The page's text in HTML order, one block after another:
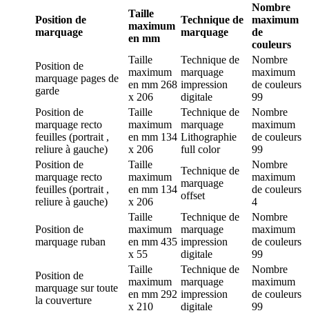
Position de
marquage
Taille
maximum
en mm
Technique de
marquage
Nombre
maximum
de
couleurs
Position de
marquage pages de
garde
Taille
maximum
en mm 268
x 206
Technique de
marquage
impression
digitale
Nombre
maximum
de couleurs
99
Position de
marquage recto
feuilles (portrait ,
reliure à gauche)
Taille
maximum
en mm 134
x 206
Technique de
marquage
Lithographie
full color
Nombre
maximum
de couleurs
99
Position de
marquage recto
feuilles (portrait ,
reliure à gauche)
Taille
maximum
en mm 134
x 206
Technique de
marquage
offset
Nombre
maximum
de couleurs
4
Position de
marquage ruban
Taille
maximum
en mm 435
x 55
Technique de
marquage
impression
digitale
Nombre
maximum
de couleurs
99
Position de
marquage sur toute
la couverture
Taille
maximum
en mm 292
x 210
Technique de
marquage
impression
digitale
Nombre
maximum
de couleurs
99